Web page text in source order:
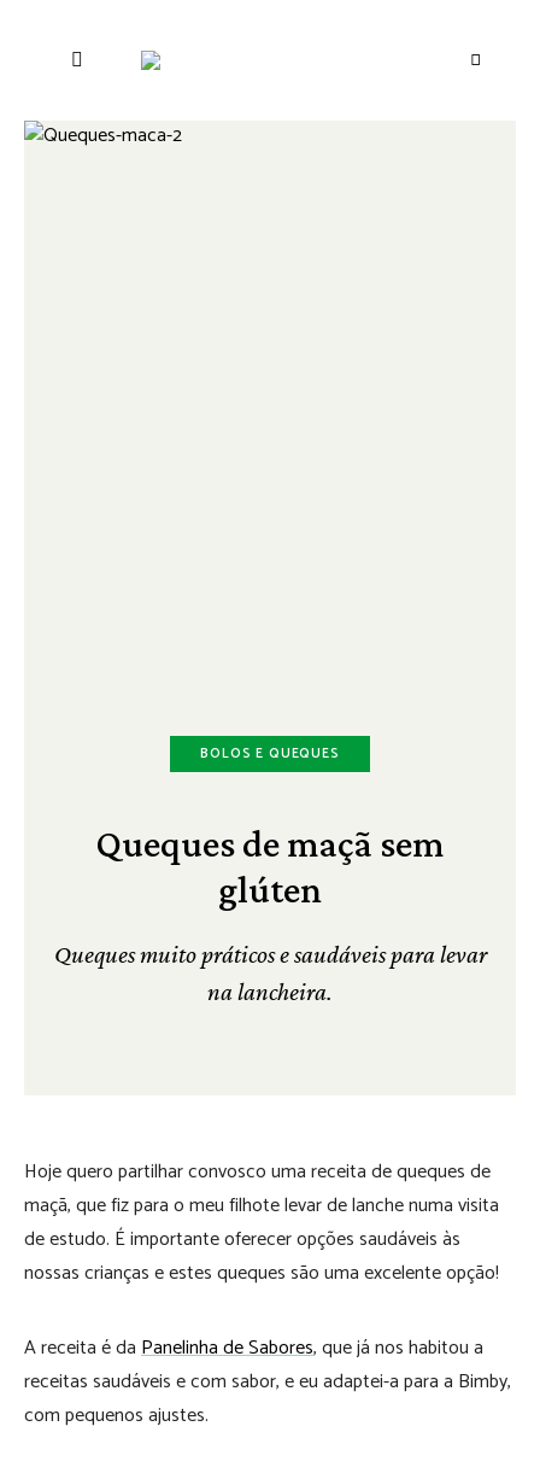
BOLOS E QUEQUES
Queques de maçã sem
glúten
Queques muito práticos e saudáveis para levar
na lancheira.
Hoje quero partilhar convosco uma receita de queques de
maçã, que fiz para o meu filhote levar de lanche numa visita
de estudo. É importante oferecer opções saudáveis às
nossas crianças e estes queques são uma excelente opção!
A receita é daPanelinha de Sabores, que já nos habitou a
receitas saudáveis e com sabor, e eu adaptei-a para a Bimby,
com pequenos ajustes.